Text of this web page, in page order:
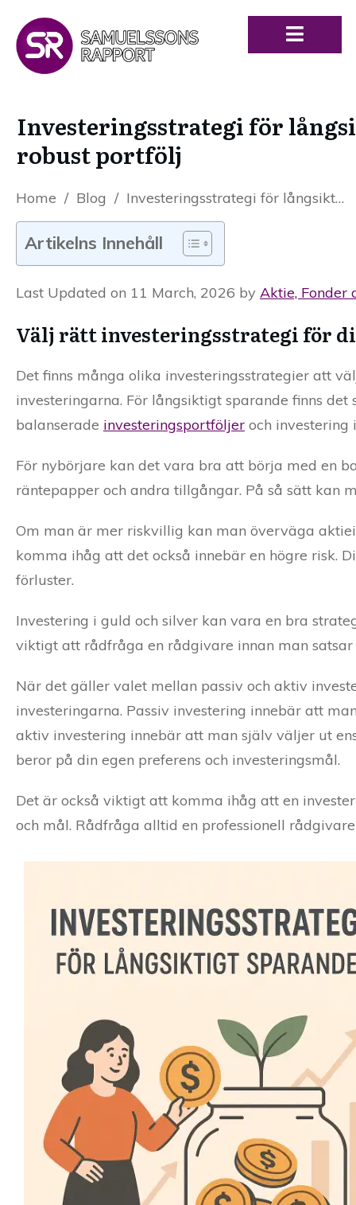
Investeringsstrategi för
robust portfölj
Home / Blog / Investeringsstrategi för långsiktigt sparande: Så här bygger du en robust portfölj
Artikelns Innehåll
Last Updated on 11 March, 2026 by Aktie, Fonder
Välj rätt investeringsstrategi för
Det finns många olika investeringsstrategier att
investeringarna. För långsiktigt sparande finns
balanserade investeringsportföljer och investering
För nybörjare kan det vara bra att börja med en
räntepapper och andra tillgångar. På så sätt kan
Om man är mer riskvillig kan man överväga
komma ihåg att det också innebär en högre risk.
förluster.
Investering i guld och silver kan vara en bra
viktigt att rådfråga en rådgivare innan man satsar
När det gäller valet mellan passiv och aktiv
investeringarna. Passiv investering innebär att
aktiv investering innebär att man själv väljer ut
beror på din egen preferens och investeringsmål.
Det är också viktigt att komma ihåg att en
och mål. Rådfråga alltid en professionell